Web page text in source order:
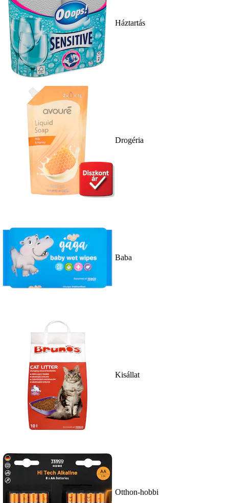
Háztartás
Drogéria
Baba
Kisállat
Otthon-hobbi